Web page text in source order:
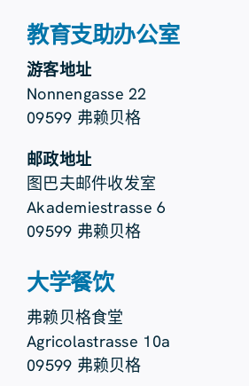
教育支助办公室
游客地址
Nonnengasse 22
09599 弗赖贝格
邮政地址
图巴夫邮件收发室
Akademiestrasse 6
09599 弗赖贝格
大学餐饮
弗赖贝格食堂
Agricolastrasse 10a
09599 弗赖贝格